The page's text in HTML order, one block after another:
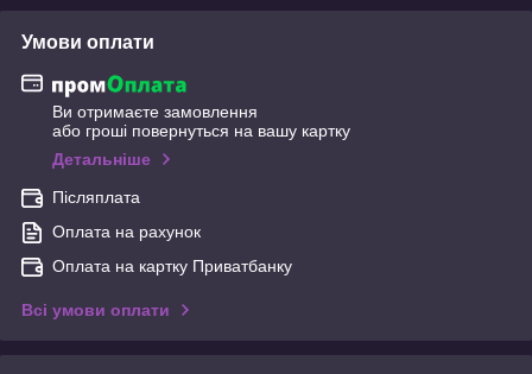
Умови оплати
Ви отримаєте замовлення
або гроші повернуться на вашу картку
Детальніше
Післяплата
Оплата на рахунок
Оплата на картку Приватбанку
Всі умови оплати